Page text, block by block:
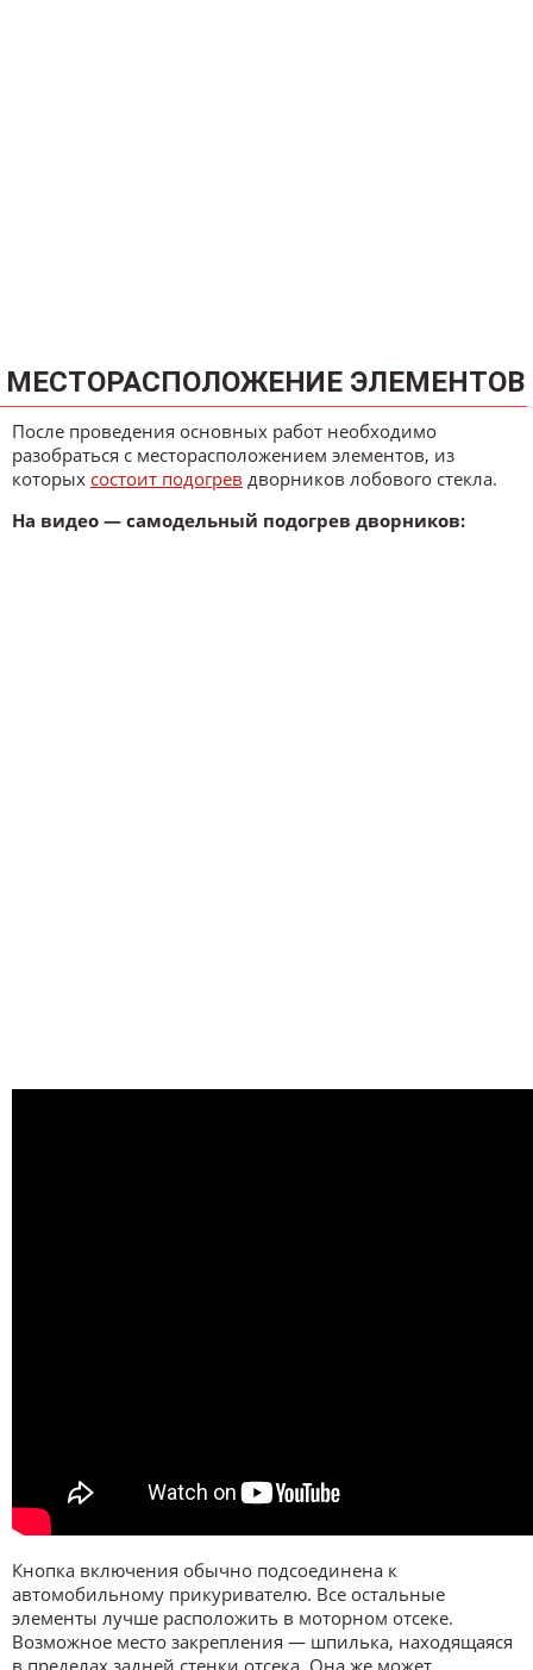
МЕСТОРАСПОЛОЖЕНИЕ ЭЛЕМЕНТОВ
После проведения основных работ необходимо
разобраться с месторасположением элементов, из
которых состоит подогрев дворников лобового стекла.
На видео — самодельный подогрев дворников:
Кнопка включения обычно подсоединена к
автомобильному прикуривателю. Все остальные
элементы лучше расположить в моторном отсеке.
Возможное место закрепления — шпилька, находящаяся